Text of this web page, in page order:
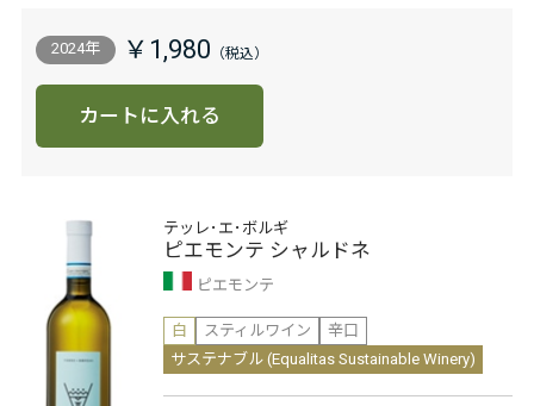
2024年 ￥1,980
カートに入れる
テッレ･エ･ボルギ
ピエモンテ シャルドネ
ピエモンテ
白
スティルワイン
辛口
サステナブル (Equalitas Sustainable Winery)